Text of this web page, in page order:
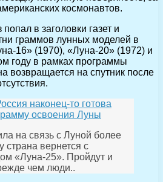
космонавтов.
в заголовки газет и
граммов лунных моделей в
16» (1970), «Луна-20» (1972) и
году в рамках программы
возвращается на спутник после
наконец-то готова
освоения Луны
на связь с Луной более
страна вернется с
«Луна-25». Пройдут и
чем люди..